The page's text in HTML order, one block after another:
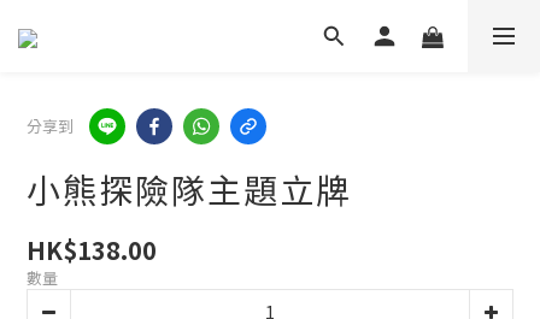
分享到
小熊探險隊主題立牌
HK$138.00
數量